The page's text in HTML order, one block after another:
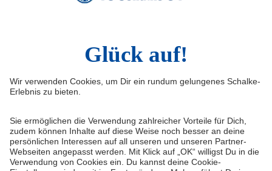
Service & Kontakt
Erklärung zur Barrierefreiheit
Medienportal
Datenschutz
Tickets
VELTINS-Arena
Knappenschmiede
ERWIN buchen